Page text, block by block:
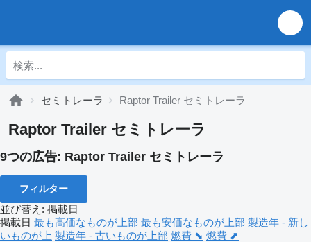
セミトレーラ Raptor Trailer セミトレーラ
Raptor Trailer セミトレーラ
9つの広告: Raptor Trailer セミトレーラ
フィルター
並び替え : 掲載日
掲載日 最も高価なものが上部 最も安価なものが上部 製造年 - 新し
いものが上 製造年 - 古いものが上部 燃費 ⬊ 燃費 ⬈